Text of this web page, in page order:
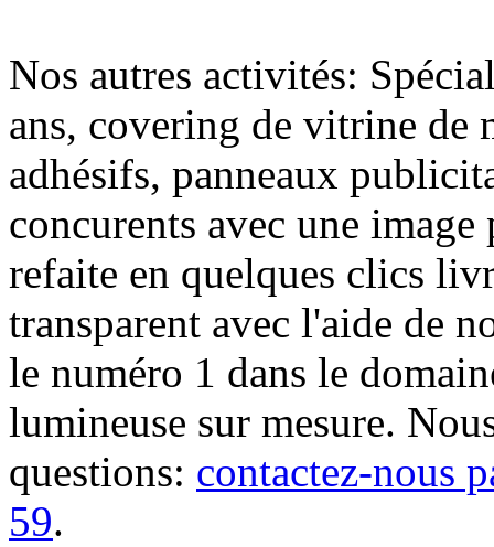
Nos autres activités:
ans, covering de vitrine de
adhésifs, panneaux
concurents avec une
refaite en quelques clics
transparent avec l'aide de
le numéro 1 dans le
lumineuse sur mesure.
questions: contactez-nous
59.